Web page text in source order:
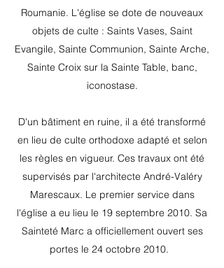
Roumanie. L'église se dote de nouveaux
objets de culte : Saints Vases, Saint
Evangile, Sainte Communion, Sainte Arche,
Sainte Croix sur la Sainte Table, banc,
iconostase.
D'un bâtiment en ruine, il a été transformé
en lieu de culte orthodoxe adapté et selon
les règles en vigueur. Ces travaux ont été
supervisés par l'architecte André-Valéry
Marescaux. Le premier service dans
l'église a eu lieu le 19 septembre 2010. Sa
Sainteté Marc a officiellement ouvert ses
portes le 24 octobre 2010.